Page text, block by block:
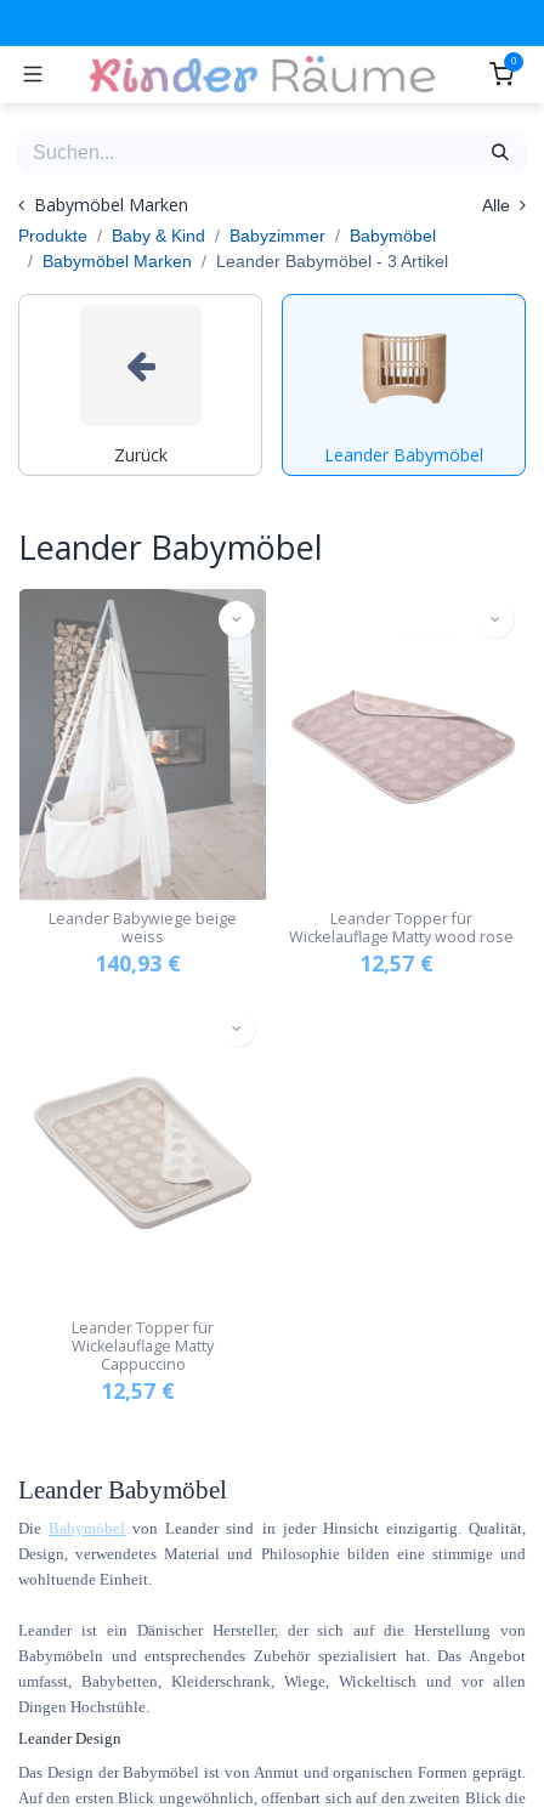
0
Babymöbel Marken
Alle
Produkte
Baby & Kind Babyzimmer
Babymöbel
Babymöbel Marken
Leander Babymöbel - 3 Artikel
Zurück Leander Babymöbel
Leander Babymöbel
Leander Babywiege beige
weiss
140,93 €
Leander Topper für
Wickelauflage Matty wood rose
12,57 €
Leander Topper für
Wickelauflage Matty
Cappuccino
12,57 €
Leander Babymöbel
DieBabymöbel von Leander sind in jeder Hinsicht einzigartig. Qualität,
Design, verwendetes Material und Philosophie bilden eine stimmige und
wohltuende Einheit.
Leander ist ein Dänischer Hersteller, der sich auf die Herstellung von
Babymöbeln und entsprechendes Zubehör spezialisiert hat. Das Angebot
umfasst, Babybetten, Kleiderschrank, Wiege, Wickeltisch und vor allen
Dingen Hochstühle.
Leander Design
Das Design der Babymöbel ist von Anmut und organischen Formen geprägt.
Auf den ersten Blick ungewöhnlich, offenbart sich auf den zweiten Blick die